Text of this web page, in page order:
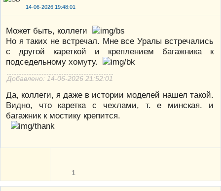
14-06-2026 19:48:01
Может быть, коллеги
Но я таких не встречал. Мне все Уралы встречались
с другой кареткой и креплением багажника к
подседельному хомуту.
Добавлено: 14-06-2026 21:52:01
Да, коллеги, я даже в истории моделей нашел такой.
Видно, что каретка с чехлами, т. е минская. и
багажник к мостику крепится.
1